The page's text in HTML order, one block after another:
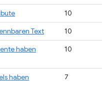
10
Text
10
haben 10
haben
7